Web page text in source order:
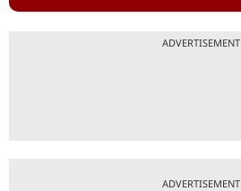
ADVERTISEMENT
ADVERTISEMENT